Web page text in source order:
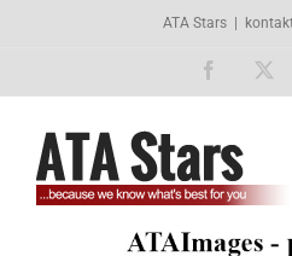
ATA Stars
Facebook